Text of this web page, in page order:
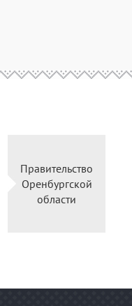
Правительство
Оренбургской
области